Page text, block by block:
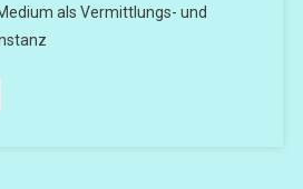
als Vermittlungs- und